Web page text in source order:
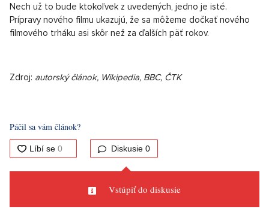
Nech už to bude ktokoľvek z uvedených, jedno je isté.
Prípravy nového filmu ukazujú, že sa môžeme dočkať nového
filmového trháku asi skôr než za ďalších päť rokov.
Zdroj: autorský článok, Wikipedia, BBC, ČTK
Páčil sa vám článok?
Diskusie 0
Vstúpiť do diskusie